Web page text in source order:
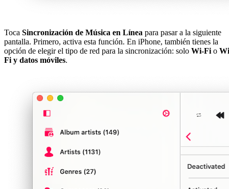
Toca Sincronización de Música en Línea para pasar a la siguiente
pantalla. Primero, activa esta función. En iPhone, también tienes la
opción de elegir el tipo de red para la sincronización: solo Wi-Fi o
Fi y datos móviles.